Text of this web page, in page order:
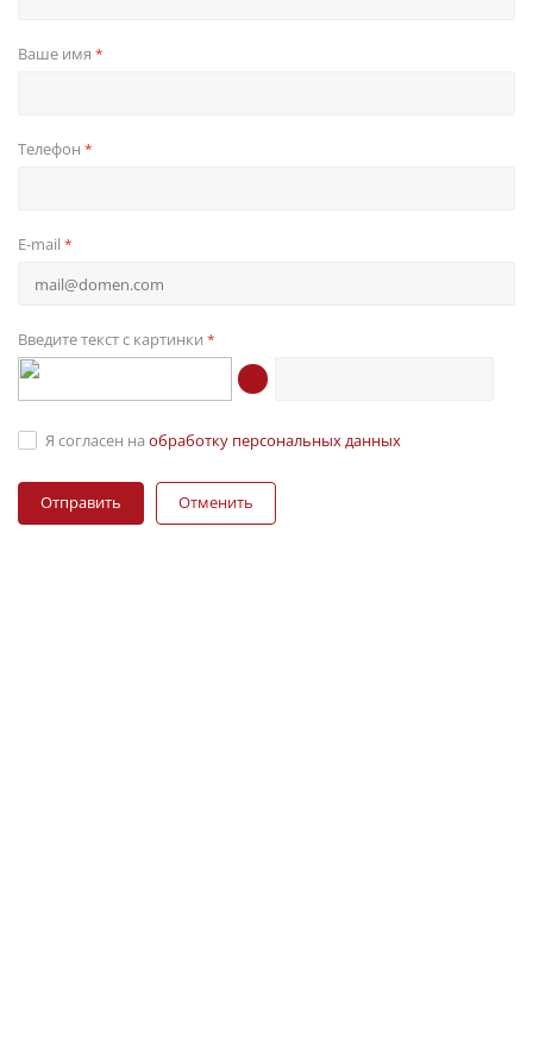
Ваше имя *
Телефон *
E-mail *
Введите текст с картинки *
Я согласен на обработку персональных данных
Отменить